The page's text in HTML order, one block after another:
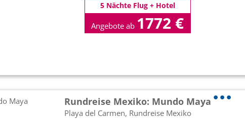
5 Nächte Flug + Hotel
Angebote ab 1772 €
Rundreise Mexiko: Mundo Maya
Playa del Carmen, Rundreise Mexiko